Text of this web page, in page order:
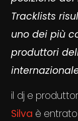
Tracklists
uno dei più
produttori
il dj e
Silva è entrato